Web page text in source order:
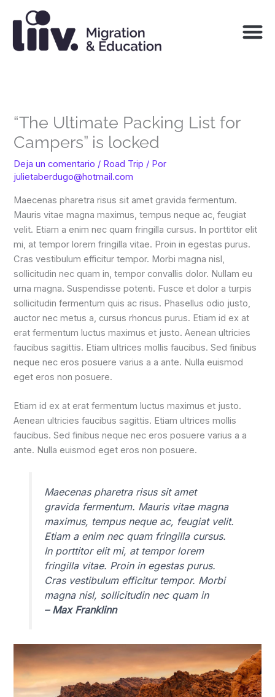
“The Ultimate Packing List for
Campers” is locked
Deja un comentario / Road Trip / Por
julietaberdugo@hotmail.com
Maecenas pharetra risus sit amet gravida fermentum.
Mauris vitae magna maximus, tempus neque ac, feugiat
velit. Etiam a enim nec quam fringilla cursus. In porttitor elit
mi, at tempor lorem fringilla vitae. Proin in egestas purus.
Cras vestibulum efficitur tempor. Morbi magna nisl,
sollicitudin nec quam in, tempor convallis dolor. Nullam eu
urna magna. Suspendisse potenti. Fusce et dolor a turpis
sollicitudin fermentum quis ac risus. Phasellus odio justo,
auctor nec metus a, cursus rhoncus purus. Etiam id ex at
erat fermentum luctus maximus et justo. Aenean ultricies
faucibus sagittis. Etiam ultrices mollis faucibus. Sed finibus
neque nec eros posuere varius a a ante. Nulla euismod
eget eros non posuere.
Etiam id ex at erat fermentum luctus maximus et justo.
Aenean ultricies faucibus sagittis. Etiam ultrices mollis
faucibus. Sed finibus neque nec eros posuere varius a a
ante. Nulla euismod eget eros non posuere.
Maecenas pharetra risus sit amet
gravida fermentum. Mauris vitae magna
maximus, tempus neque ac, feugiat velit.
Etiam a enim nec quam fringilla cursus.
In porttitor elit mi, at tempor lorem
fringilla vitae. Proin in egestas purus.
Cras vestibulum efficitur tempor. Morbi
magna nisl, sollicitudin nec quam in
– Max Franklinn